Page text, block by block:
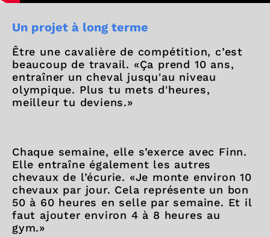
Un projet à long terme
Être une cavalière de compétition, c’est
beaucoup de travail. «Ça prend 10 ans,
entraîner un cheval jusqu'au niveau
olympique. Plus tu mets d'heures,
meilleur tu deviens.»
Chaque semaine, elle s’exerce avec Finn.
Elle entraîne également les autres
chevaux de l’écurie. «Je monte environ 10
chevaux par jour. Cela représente un bon
50 à 60 heures en selle par semaine. Et il
faut ajouter environ 4 à 8 heures au
gym.»